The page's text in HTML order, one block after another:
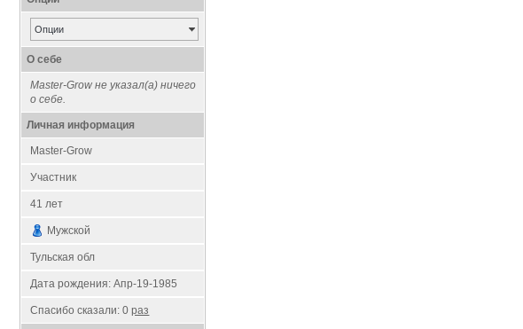
Опции
О себе
Master-Grow не указал(а) ничего
о себе.
Личная информация
Master-Grow
Участник
41 лет
Мужской
Тульская обл
Дата рождения:Апр-19-1985
Спасибо сказали:0 раз